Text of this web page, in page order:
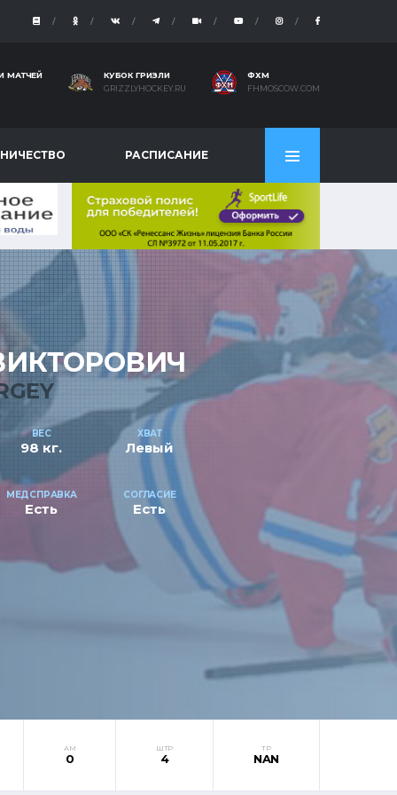
МАТЧЕЙ
КУБОК ГРИЗЛИ
GRIZZLYHOCKEY.RU
ФХМ
FHMOSCOW.COM
РАСПИСАНИЕ
ВЕС
98 кг.
ХВАТ
Левый
МЕДСПРАВКА
Есть
СОГЛАСИЕ
Есть
АМ
0
ШТР
4
ТР
NAN